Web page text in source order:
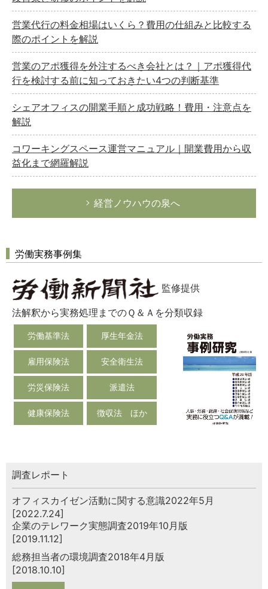
営業代行の料金相場はいくら？費用の仕組みと比較する
際のポイントを解説
営業のアポ獲得を外注するべき会社とは？｜アポ獲得代
行を検討する前に知っておきたい4つの判断基準
シェアオフィスの開業手順と成功戦略！費用・注意点を
解説
コワーキングスペース運営マニュアル｜開業費用から収
益化まで網羅解説
経営ノウハウの泉へ
労働実務事例集
監修提供
法解釈から実務処理までのＱ＆Ａを分類収録
労働基準法 厚生年金法
雇用保険法 安全衛生法
労災保険法 派遣法
健康保険法 徴収法 ほか
調査レポート
オフィスカイゼン活動に関する意識2022年5月
[2022.7.24]
企業のテレワーク実態調査2019年10月版
[2019.11.12]
総務担当者の環境調査2018年4月版
[2018.10.10]